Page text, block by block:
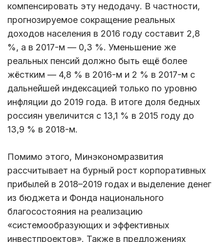
компенсировать эту недодачу. В частности,
прогнозируемое сокращение реальных
доходов населения в 2016 году составит 2,8
%, а в 2017-м — 0,3 %. Уменьшение же
реальных пенсий должно быть ещё более
жёстким — 4,8 % в 2016-м и 2 % в 2017-м с
дальнейшей индексацией только по уровню
инфляции до 2019 года. В итоге доля бедных
россиян увеличится с 13,1 % в 2015 году до
13,9 % в 2018-м.
Помимо этого, Минэкономразвития
рассчитывает на бурный рост корпоративных
прибылей в 2018–2019 годах и выделение денег
из бюджета и Фонда национального
благосостояния на реализацию
«системообразующих и эффективных
инвестпроектов». Также в предложениях